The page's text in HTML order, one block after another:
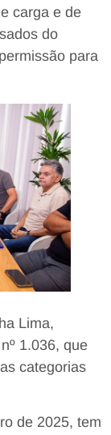
carga e de
do
para
Lima,
1.036, que
categorias
de 2025, tem